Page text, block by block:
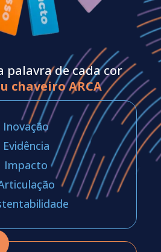
palavra de cada cor
chaveiro ARCA
Inovação
Evidência
Impacto